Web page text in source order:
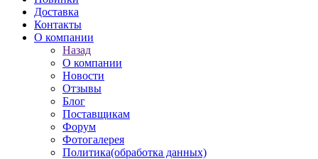
Доставка
Контакты
О компании
Назад
О компании
Новости
Отзывы
Блог
Поставщикам
Форум
Фотогалерея
Политика(обработка данных)